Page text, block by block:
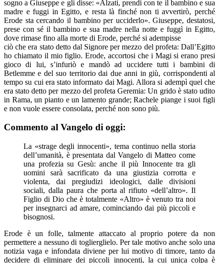
sogno a Giuseppe e gli disse: «Alzati, prendi con te il bambino e sua
madre e fuggi in Egitto, e resta là finché non ti avvertirò, perché
Erode sta cercando il bambino per ucciderlo». Giuseppe, destatosi,
prese con sé il bambino e sua madre nella notte e fuggì in Egitto,
dove rimase fino alla morte di Erode, perché si adempisse
ciò che era stato detto dal Signore per mezzo del profeta: Dall’Egitto
ho chiamato il mio figlio. Erode, accortosi che i Magi si erano presi
gioco di lui, s’infuriò e mandò ad uccidere tutti i bambini di
Betlemme e del suo territorio dai due anni in giù, corrispondenti al
tempo su cui era stato informato dai Magi. Allora si adempì quel che
era stato detto per mezzo del profeta Geremia: Un grido è stato udito
in Rama, un pianto e un lamento grande; Rachele piange i suoi figli
e non vuole essere consolata, perché non sono più.
Commento al Vangelo di oggi:
La «strage degli innocenti», tema continuo nella storia
dell’umanità, è presentata dal Vangelo di Matteo come
una profezia su Gesù: anche il più Innocente tra gli
uomini sarà sacrificato da una giustizia corrotta e
violenta, dai pregiudizi ideologici, dalle divisioni
sociali, dalla paura che porta al rifiuto «dell’altro». Il
Figlio di Dio che è totalmente «Altro» è venuto tra noi
per insegnarci ad amare, cominciando dai più piccoli e
bisognosi.
Erode è un folle, talmente attaccato al proprio potere da non
permettere a nessuno di toglierglielo. Per tale motivo anche solo una
notizia vaga e infondata diviene per lui motivo di timore, tanto da
decidere di eliminare dei piccoli innocenti, la cui unica colpa è